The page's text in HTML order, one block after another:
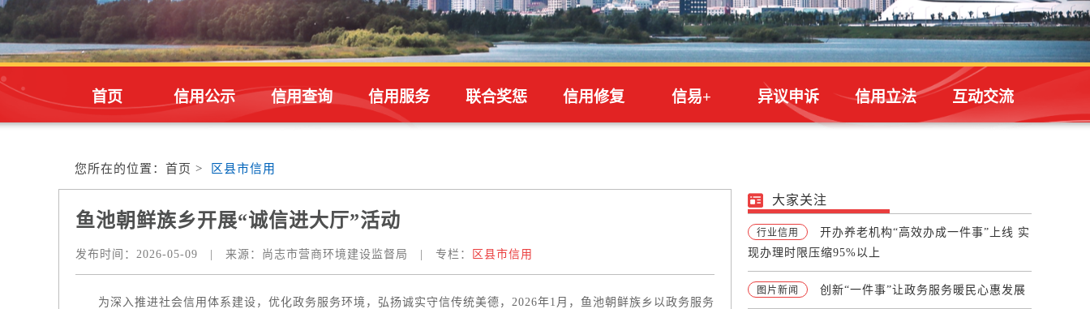
站内文章
首页 信用公示 信用查询 信用服务 联合奖惩 信用修复 信易+ 异议申诉 信用立法 互动交流
您所在的位置： 首页 > 区县市信用
鱼池朝鲜族乡开展“诚信进大厅”活动
发布时间： 2026-05-09 来源： 尚志市营商环境建设监督局 专栏： 区县市信用
为深入推进社会信用体系建设，优化政务服务环境，弘扬诚实守信传统美德，2026年1月，鱼池朝鲜族乡以政务服务
大家关注
行业信用
开办养老机构“高效办成一件事”上线 实
现办理时限压缩95%以上
图片新闻 创新“一件事”让政务服务暖民心惠发展